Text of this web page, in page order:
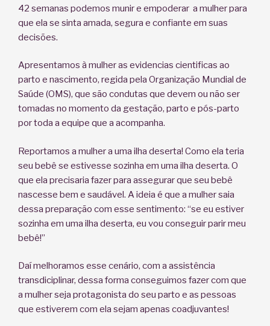
42 semanas podemos munir e empoderar a mulher para
que ela se sinta amada, segura e confiante em suas
decisões.
Apresentamos à mulher as evidencias cientificas ao
parto e nascimento, regida pela Organização Mundial de
Saúde (OMS), que são condutas que devem ou não ser
tomadas no momento da gestação, parto e pós-parto
por toda a equipe que a acompanha.
Reportamos a mulher a uma ilha deserta! Como ela teria
seu bebê se estivesse sozinha em uma ilha deserta. O
que ela precisaria fazer para assegurar que seu bebê
nascesse bem e saudável. A ideia é que a mulher saia
dessa preparação com esse sentimento: “se eu estiver
sozinha em uma ilha deserta, eu vou conseguir parir meu
bebê!”
Daí melhoramos esse cenário, com a assistência
transdiciplinar, dessa forma conseguimos fazer com que
a mulher seja protagonista do seu parto e as pessoas
que estiverem com ela sejam apenas coadjuvantes!